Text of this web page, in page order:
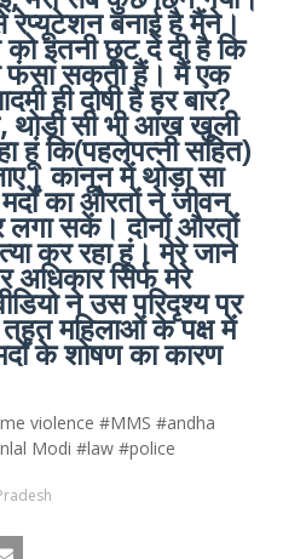
रेप्यूटेशन बनाई है मैंने।
इतनी छूट दे दी है कि
फंसा सकती हैं। मैं एक
ही दोषी है हर बार?
थोड़ी सी भी आंख खुली
हूं कि(पहलेपत्नी सहित)
कानून में थोड़ा सा
का औरतों ने जीवन
लगा सकें। दोनों औरतों
कर रहा हूं। मेरे जाने
अधिकार सिर्फ मेरे
ने उस परिदृश्य पर
महिलाओं के पक्ष में
के शोषण का कारण
violence #MMS #andha
Modi #law #police